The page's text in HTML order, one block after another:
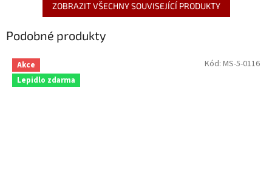
ZOBRAZIT VŠECHNY SOUVISEJÍCÍ PRODUKTY
Podobné produkty
Akce
Lepidlo zdarma
Kód: MS-5-0116